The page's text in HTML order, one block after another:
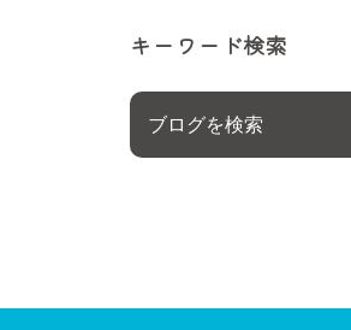
キーワード検索